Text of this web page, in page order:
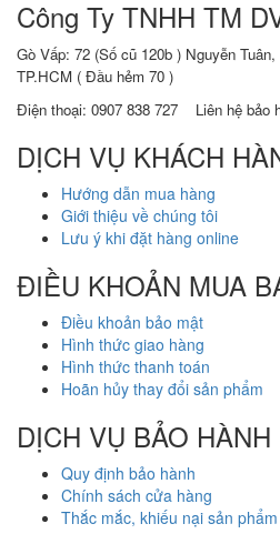
Công Ty TNHH TM
Gò Vấp: 72 (Số cũ 120b ) Nguyễn
TP.HCM ( Đầu hẻm 70 )
Điện thoại: 0907 838 727 Liên hệ bảo
DỊCH VỤ KHÁCH
Hướng dẫn mua hàng
Giới thiệu về chúng tôi
Lưu ý khi đặt hàng online
ĐIỀU KHOẢN MUA
Điều khoản bảo mật
Hình thức giao hàng
Hình thức thanh toán
Hoãn hủy thay đổi sản phẩm
DỊCH VỤ BẢO HÀNH
Quy định bảo hành
Chính sách cửa hàng
Thắc mắc, khiếu nại sản phẩm